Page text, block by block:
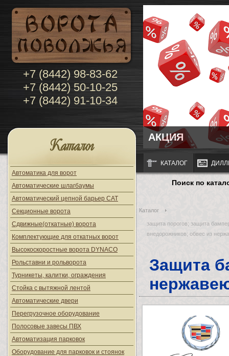
+7 (8442) 98-83-62
+7 (8442) 50-10-25
+7 (8442) 91-10-34
АКЦИЯ
Каталог
Автоматика для ворот
Автоматические шлагбаумы
Автоматический цепной барьер CAT
Секционные ворота
Сдвижные(откатные) ворота
Комплектующие для откатных ворот
Высокоскоростные ворота DYNACO
Рольставни и рольворота
Турникеты, калитки, ограждения
Стойка с вытяжной лентой
Автоматические двери
Перегрузочное оборудование
Полосовые завесы ПВХ
Автоматизация парковок
Оборудование для парковок и стоянок
КАТАЛОГ
Поиск по
Каталог
защита порогов; защита
внедорожников; обвес из
Защита